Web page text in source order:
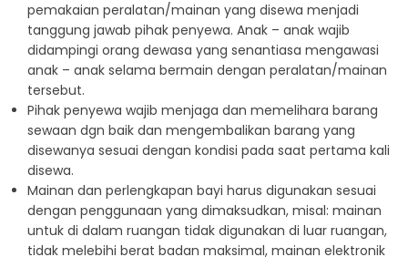
pemakaian peralatan/mainan yang disewa menjadi
tanggung jawab pihak penyewa. Anak – anak wajib
didampingi orang dewasa yang senantiasa mengawasi
anak – anak selama bermain dengan peralatan/mainan
tersebut.
Pihak penyewa wajib menjaga dan memelihara barang
sewaan dgn baik dan mengembalikan barang yang
disewanya sesuai dengan kondisi pada saat pertama kali
disewa.
Mainan dan perlengkapan bayi harus digunakan sesuai
dengan penggunaan yang dimaksudkan, misal: mainan
untuk di dalam ruangan tidak digunakan di luar ruangan,
tidak melebihi berat badan maksimal, mainan elektronik